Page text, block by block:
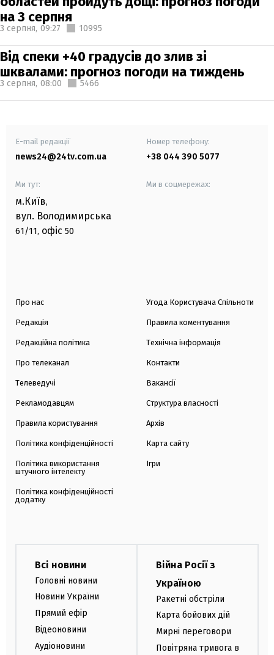
на 3 серпня
3 серпня, 09:27 10995
Від спеки +40 градусів до злив зі
шквалами: прогноз погоди на тиждень
3 серпня, 08:00 5466
E-mail редакції
news24@24tv.com.ua
Номер телефону:
+38 044 390 5077
Ми тут:
м.Київ,
вул. Володимирська
61/11, офіс 50
Ми в соцмережах:
Про нас
Редакція
Редакційна політика
Про телеканал
Телеведучі
Рекламодавцям
Правила користування
Політика конфіденційності
Політика використання
штучного інтелекту
Політика конфіденційності
додатку
Угода Користувача Спільноти
Правила коментування
Технічна інформація
Контакти
Вакансії
Структура власності
Архів
Карта сайту
Ігри
Всі новини
Головні новини
Новини України
Прямий ефір
Відеоновини
Аудіоновини
Війна Росії з
Україною
Ракетні обстріли
Карта бойових дій
Мирні переговори
Повітряна тривога в